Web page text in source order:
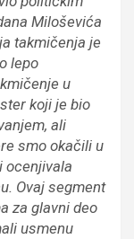
Miloševića
takmičenja je
lepo
u
koji je bio
ali
smo okačili u
ocenjivala
Ovaj segment
za glavni deo
usmenu